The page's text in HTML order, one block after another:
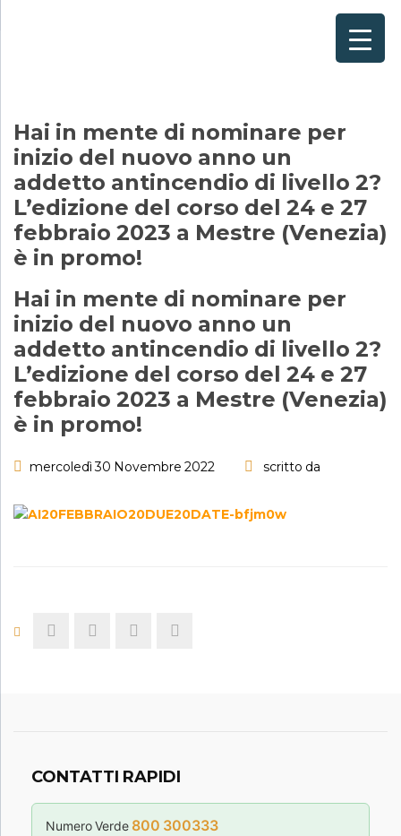
Corsi
Contattaci
Questionario
Blog e Info
FAQ
Hai in mente di nominare per
inizio del nuovo anno un
addetto antincendio di livello 2?
L’edizione del corso del 24 e 27
febbraio 2023 a Mestre (Venezia)
è in promo!
Hai in mente di nominare per
inizio del nuovo anno un
addetto antincendio di livello 2?
L’edizione del corso del 24 e 27
febbraio 2023 a Mestre (Venezia)
è in promo!
mercoledì 30 Novembre 2022 scritto da
CONTATTI RAPIDI
Numero Verde 800 300333
×